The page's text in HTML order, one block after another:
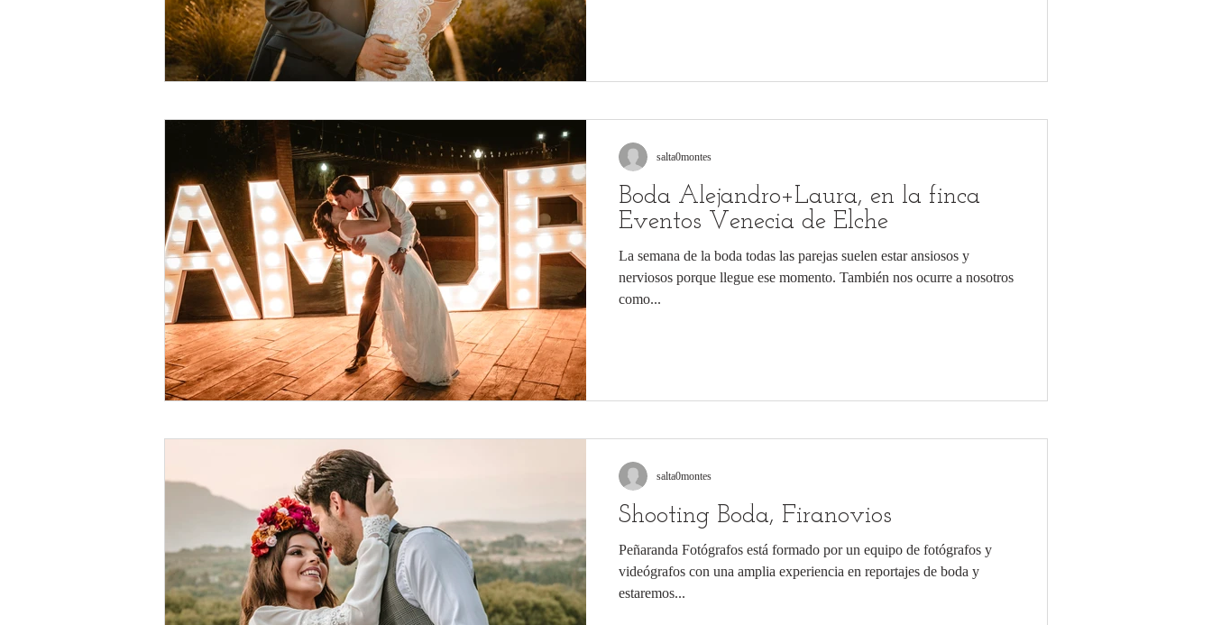
Boda Alejandro+Laura, en la finca
Eventos Venecia de Elche
La semana de la boda todas las parejas suelen estar ansiosos y
nerviosos porque llegue ese momento. También nos ocurre a nosotros
como...
salta0montes
Shooting Boda, Firanovios
Peñaranda Fotógrafos está formado por un equipo de fotógrafos y
videógrafos con una amplia experiencia en reportajes de boda y
estaremos...
salta0montes